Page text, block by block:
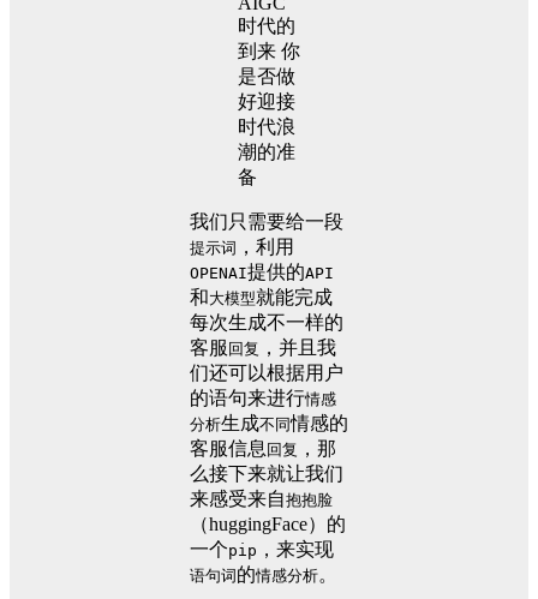
我们只需要给一段
提示词 ，利用
OPENAI提供的API
和大模型就能完成
每次生成不一样的
客服 回复 ，并且我
们还可以根据用户
的语句来进行情感
分析生成不同情感的
客服信息 回复 ，那
么接下来就让我们
来感受来自抱抱脸
（huggingFace）的
一个pip ，来实现
语句词 的情感分析。